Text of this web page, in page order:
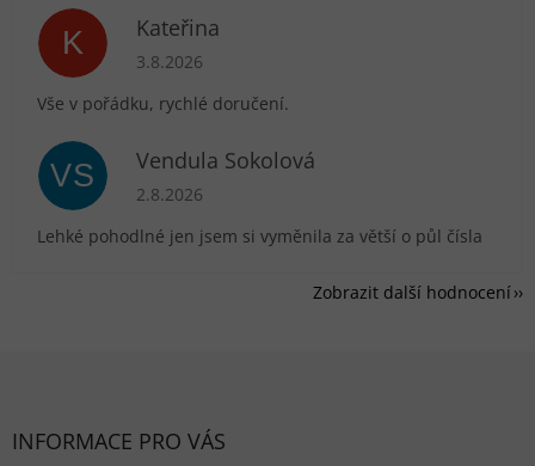
K Kateřina
Hodnocení obchodu je 5 z 5 hvězdiček.
3.8.2026
Vše v pořádku, rychlé doručení.
VS Vendula Sokolová
Hodnocení obchodu je 5 z 5 hvězdiček.
2.8.2026
Lehké pohodlné jen jsem si vyměnila za větší o půl čísla
Zobrazit další hodnocení
INFORMACE PRO VÁS